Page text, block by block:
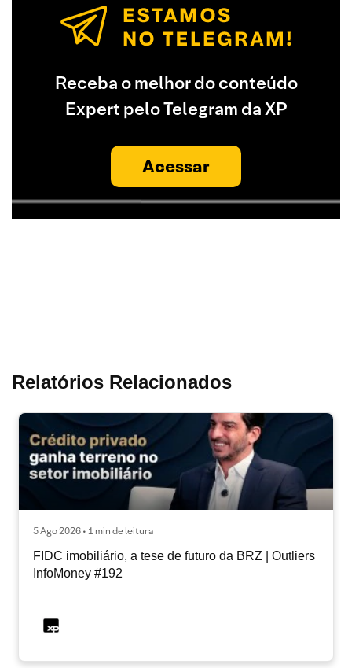
Receba o melhor do conteúdo
Expert pelo Telegram da XP
Acessar
Relatórios Relacionados
5 Ago 2026 • 1 min de leitura
FIDC imobiliário, a tese de futuro da BRZ | Outliers
InfoMoney #192